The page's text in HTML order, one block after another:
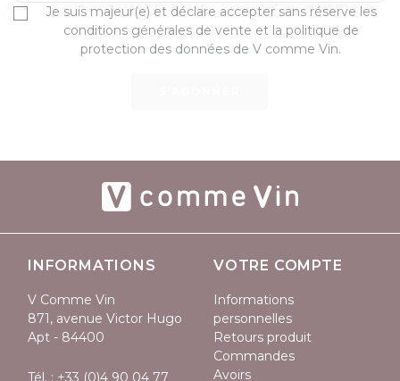
Je suis majeur(e) et déclare accepter sans réserve les
conditions générales de vente et la politique de
protection des données de V comme Vin.
INFORMATIONS
V Comme Vin
871, avenue Victor Hugo
Apt - 84400
VOTRE COMPTE
Informations
personnelles
Retours produit
Commandes
Avoirs